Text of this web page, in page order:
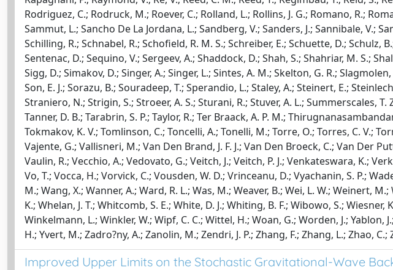
Improved Upper Limits on the Stochastic Gravitational-Wave